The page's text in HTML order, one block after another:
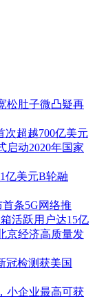
松肚子微凸疑再
次超越700亿美元
启动2020年国家
亿美元B轮融
条5G网络推
活跃用户达15亿
京经济高质量发
冠检测获美国
小企业最高可获